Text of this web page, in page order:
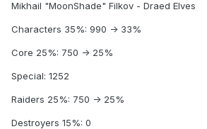
Mikhail "MoonShade" Filkov - Draed Elves
Characters 35%: 990 -> 33%
Core 25%: 750 -> 25%
Special: 1252
Raiders 25%: 750 -> 25%
Destroyers 15%: 0